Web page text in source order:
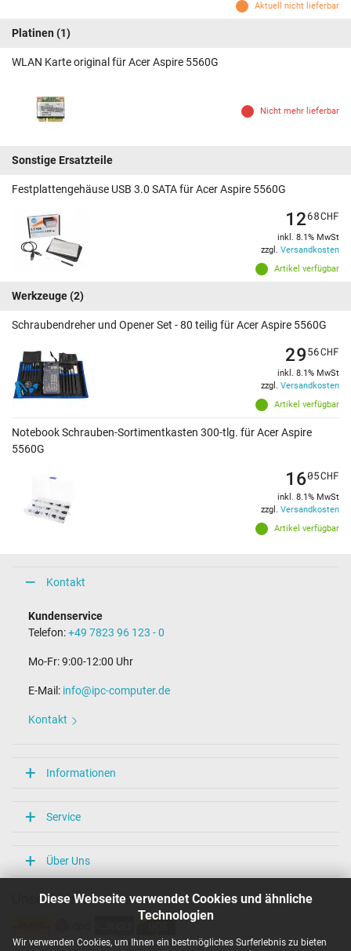
Diese Webseite verwendet Cookies und ähnliche
Technologien
Wir verwenden Cookies, um Ihnen ein bestmögliches Surferlebnis zu bieten
Aktuell nicht lieferbar
Platinen (1)
WLAN Karte original für Acer Aspire 5560G
Nicht mehr lieferbar
Sonstige Ersatzteile
Festplattengehäuse USB 3.0 SATA für Acer Aspire 5560G
Artikel verfügbar
1268CHF
inkl. 8.1% MwSt
zzgl. Versandkosten
Werkzeuge(2)
Schraubendreher und Opener Set - 80 teilig für Acer Aspire 5560G
Artikel verfügbar
2956CHF
inkl. 8.1% MwSt
zzgl. Versandkosten
Notebook Schrauben-Sortimentkasten 300-tlg. für Acer Aspire
5560G
Artikel verfügbar
1605CHF
inkl. 8.1% MwSt
zzgl. Versandkosten
Kontakt
Kundenservice
Telefon:+49 7823 96 123 - 0
Mo-Fr: 9:00-12:00 Uhr
E-Mail: info@ipc-computer.de
Kontakt
Informationen
Service
Über Uns
Unsere Versandarten